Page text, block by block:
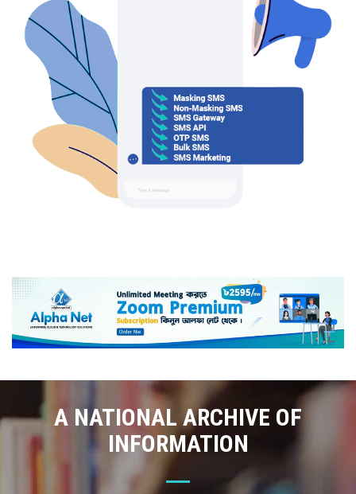
A NATIONAL ARCHIVE OF
INFORMATION